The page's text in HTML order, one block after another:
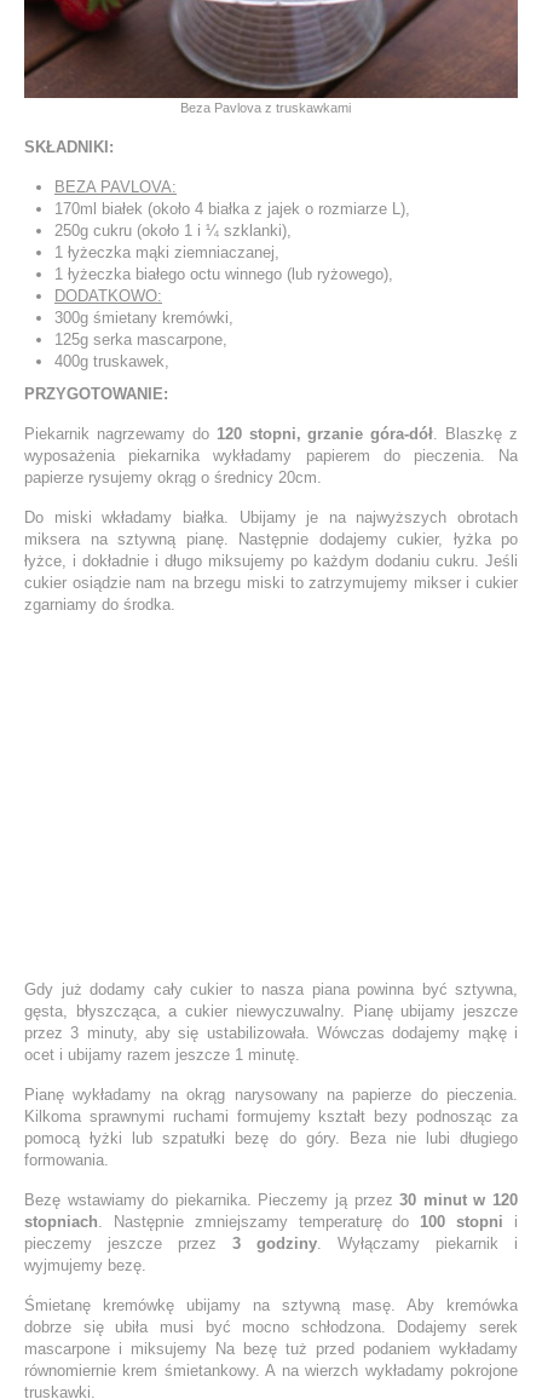
Beza Pavlova z truskawkami
SKŁADNIKI:
BEZA PAVLOVA:
170ml białek (około 4 białka z jajek o rozmiarze L),
250g cukru (około 1 i ¼ szklanki),
1 łyżeczka mąki ziemniaczanej,
1 łyżeczka białego octu winnego (lub ryżowego),
DODATKOWO:
300g śmietany kremówki,
125g serka mascarpone,
400g truskawek,
PRZYGOTOWANIE:
Piekarnik nagrzewamy do 120 stopni, grzanie góra-dół . Blaszkę z
wyposażenia piekarnika wykładamy papierem do pieczenia. Na
papierze rysujemy okrąg o średnicy 20cm.
Do miski wkładamy białka. Ubijamy je na najwyższych obrotach
miksera na sztywną pianę. Następnie dodajemy cukier, łyżka po
łyżce, i dokładnie i długo miksujemy po każdym dodaniu cukru. Jeśli
cukier osiądzie nam na brzegu miski to zatrzymujemy mikser i cukier
zgarniamy do środka.
Gdy już dodamy cały cukier to nasza piana powinna być sztywna,
gęsta, błyszcząca, a cukier niewyczuwalny. Pianę ubijamy jeszcze
przez 3 minuty, aby się ustabilizowała. Wówczas dodajemy mąkę i
ocet i ubijamy razem jeszcze 1 minutę.
Pianę wykładamy na okrąg narysowany na papierze do pieczenia.
Kilkoma sprawnymi ruchami formujemy kształt bezy podnosząc za
pomocą łyżki lub szpatułki bezę do góry. Beza nie lubi długiego
formowania.
Bezę wstawiamy do piekarnika. Pieczemy ją przez30 minut w 120
stopniach . Następnie zmniejszamy temperaturę do 100 stopni i
pieczemy jeszcze przez 3 godziny . Wyłączamy piekarnik i
wyjmujemy bezę.
Śmietanę kremówkę ubijamy na sztywną masę. Aby kremówka
dobrze się ubiła musi być mocno schłodzona. Dodajemy serek
mascarpone i miksujemy Na bezę tuż przed podaniem wykładamy
równomiernie krem śmietankowy. A na wierzch wykładamy pokrojone
truskawki.